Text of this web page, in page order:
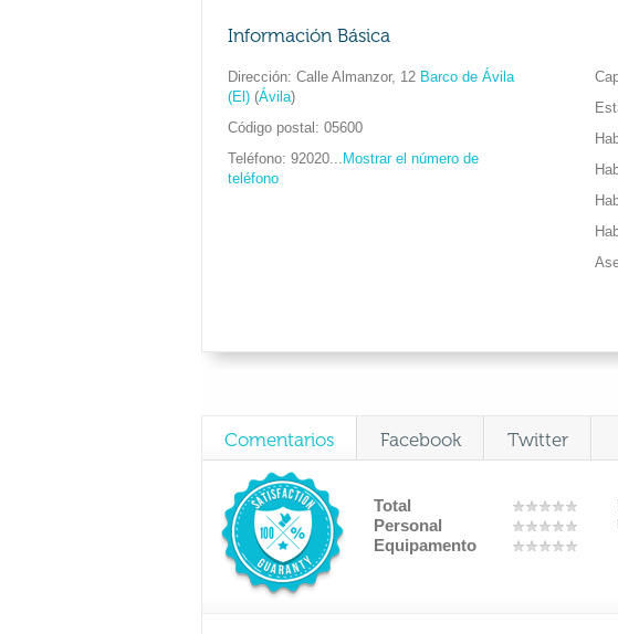
Información Básica
Dirección Calle Almanzor, 12 Barco de Ávila
(El) (Ávila)
Código postal
05600
Teléfono 92020... Mostrar el número de
teléfono
Comentarios Facebook Twitter
Total
Personal
Equipamento